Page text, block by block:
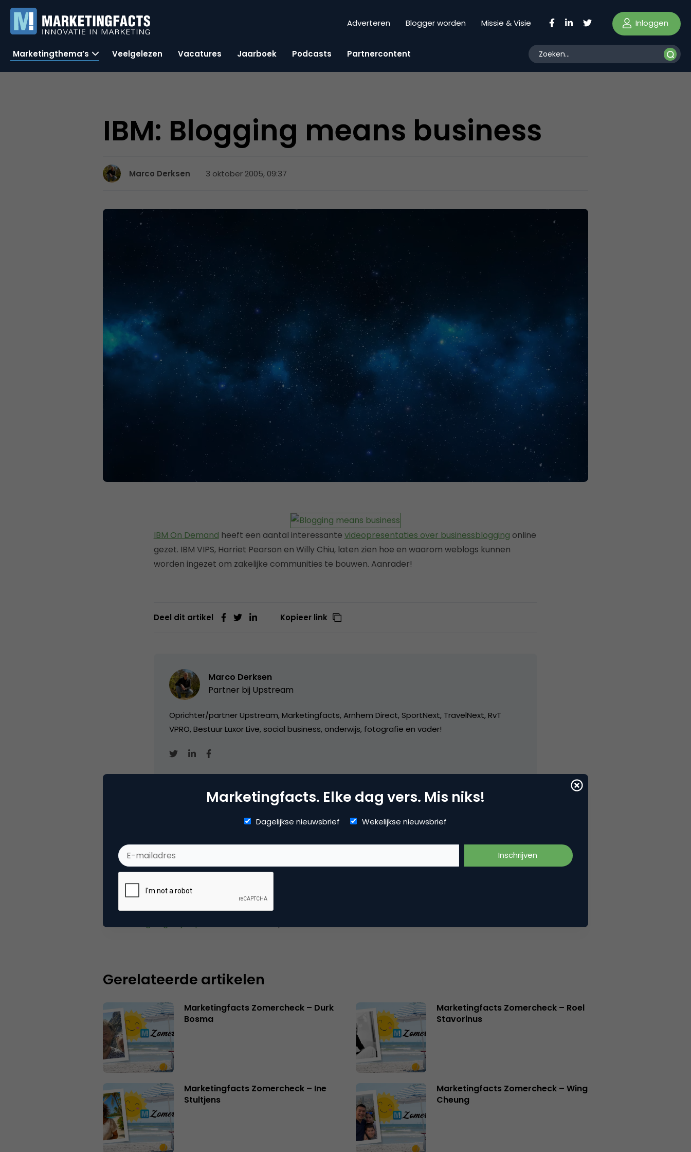
Adverteren Blogger worden Missie & Visie Inloggen
Marketingthema’s Veelgelezen Vacatures Jaarboek Podcasts Partnercontent
IBM: Blogging means business
Marco Derksen 3 oktober 2005, 09:37
IBM On Demand heeft een aantal interessante videopresentaties over businessblogging online
gezet. IBM VIPS, Harriet Pearson en Willy Chiu, laten zien hoe en waarom weblogs kunnen
worden ingezet om zakelijke communities te bouwen. Aanrader!
Deel dit artikel Kopieer link
Marco Derksen
Partner bij Upstream
Oprichter/partner Upstream, Marketingfacts, Arnhem Direct, SportNext, TravelNext, RvT
VPRO, Bestuur Luxor Live, social business, onderwijs, fotografie en vader!
Tags bloggen, social media marketing
Plaats reactie
Je moet
Gerelateerde artikelen
Marketingfacts Zomercheck – Durk
Bosma
Marketingfacts Zomercheck – Roel
Stavorinus
Marketingfacts Zomercheck – Ine
Stultjens
Marketingfacts Zomercheck – Wing
Cheung
Marketingfacts. Elke dag vers. Mis niks!
Dagelijkse nieuwsbrief Wekelijkse nieuwsbrief